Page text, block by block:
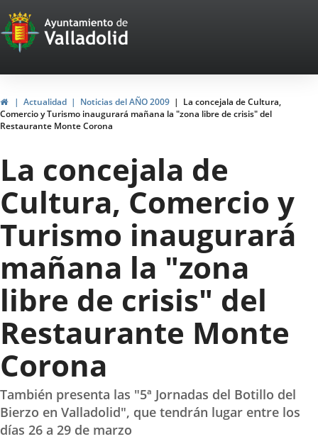
Portal
Web
del
Ayuntamiento
de
Valladolid
InicioActualidad Noticias del AÑO 2009
La concejala de Cultura,
Comercio y Turismo inaugurará mañana la "zona libre de crisis" del
Restaurante Monte Corona
La concejala de
Cultura, Comercio y
Turismo inaugurará
mañana la "zona
libre de crisis" del
Restaurante Monte
Corona
También presenta las "5ª Jornadas del Botillo del
Bierzo en Valladolid", que tendrán lugar entre los
días 26 a 29 de marzo